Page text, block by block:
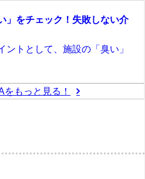
」をチェック！失敗しない介
ントとして、施設の「臭い」
をもっと見る！